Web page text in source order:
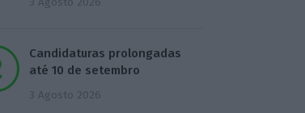
Candidaturas prolongadas
até 10 de setembro
3 Agosto 2026